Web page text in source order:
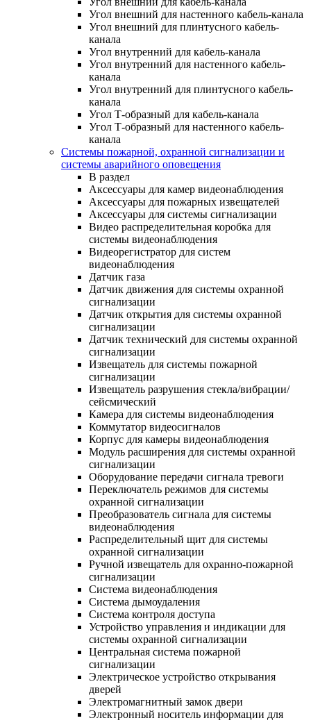
Угол внешний для настенного кабель-канала
Угол внешний для плинтусного кабель-
канала
Угол внутренний для кабель-канала
Угол внутренний для настенного кабель-
канала
Угол внутренний для плинтусного кабель-
канала
Угол Т-образный для кабель-канала
Угол Т-образный для настенного кабель-
канала
Системы пожарной, охранной сигнализации и
системы аварийного оповещения
В раздел
Аксессуары для камер видеонаблюдения
Аксессуары для пожарных извещателей
Аксессуары для системы сигнализации
Видео распределительная коробка для
системы видеонаблюдения
Видеорегистратор для систем
видеонаблюдения
Датчик газа
Датчик движения для системы охранной
сигнализации
Датчик открытия для системы охранной
сигнализации
Датчик технический для системы охранной
сигнализации
Извещатель для системы пожарной
сигнализации
Извещатель разрушения стекла/вибрации/
сейсмический
Камера для системы видеонаблюдения
Коммутатор видеосигналов
Корпус для камеры видеонаблюдения
Модуль расширения для системы охранной
сигнализации
Оборудование передачи сигнала тревоги
Переключатель режимов для системы
охранной сигнализации
Преобразователь сигнала для системы
видеонаблюдения
Распределительный щит для системы
охранной сигнализации
Ручной извещатель для охранно-пожарной
сигнализации
Система видеонаблюдения
Система дымоудаления
Система контроля доступа
Устройство управления и индикации для
системы охранной сигнализации
Центральная система пожарной
сигнализации
Электрическое устройство открывания
дверей
Электромагнитный замок двери
Электронный носитель информации для